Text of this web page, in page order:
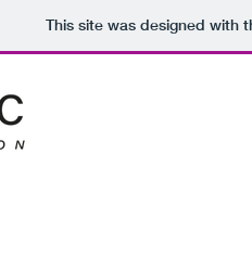
This site was designed with